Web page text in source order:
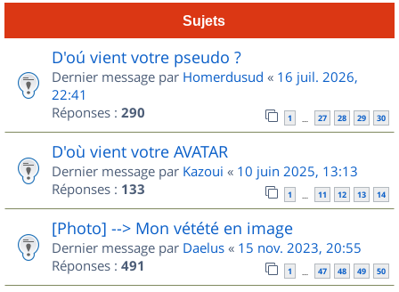
Sujets
D'oú vient votre pseudo ?
Dernier message par Homerdusud « 16 juil. 2026,
22:41
Réponses : 290 1 … 27 28 29 30
D'où vient votre AVATAR
Dernier message par Kazoui « 10 juin 2025, 13:13
Réponses : 133 1 … 11 12 13 14
[Photo] --> Mon vétété en image
Dernier message par Daelus « 15 nov. 2023, 20:55
Réponses : 491 1 … 47 48 49 50